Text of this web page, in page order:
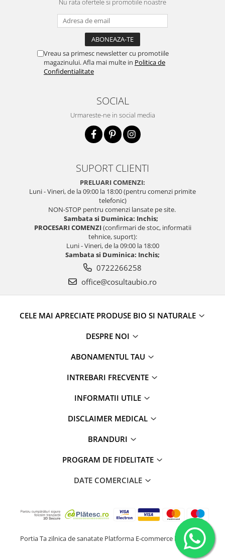
Vreau sa primesc newsletter cu promotiile
magazinului. Afla mai multe in Politica de
Confidentialitate
SOCIAL
Urmareste-ne in social media
SUPORT CLIENTI
PRELUARI COMENZI:
Luni - Vineri, de la 09:00 la 18:00 (pentru comenzi primite
telefonic)
NON-STOP pentru comenzi lansate pe site.
Sambata si Duminica: Inchis;
PROCESARI COMENZI(confirmari de stoc, informatii
tehnice, suport):
Luni - Vineri, de la 09:00 la 18:00
Sambata si Duminica: Inchis;
0722266258
office@cosultaubio.ro
CELE MAI APRECIATE PRODUSE BIO SI NATURALE
DESPRE NOI
ABONAMENTUL TAU
INTREBARI FRECVENTE
INFORMATII UTILE
DISCLAIMER MEDICAL
BRANDURI
PROGRAM DE FIDELITATE
DATE COMERCIALE
Portia Ta zilnica de sanatate Platforma E-commerce by Gomag